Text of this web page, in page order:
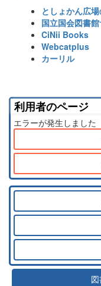
としょかん広
国立国会図書
CiNii Books
Webcatplus
カーリル
利用者のページ
エラーが発生しました